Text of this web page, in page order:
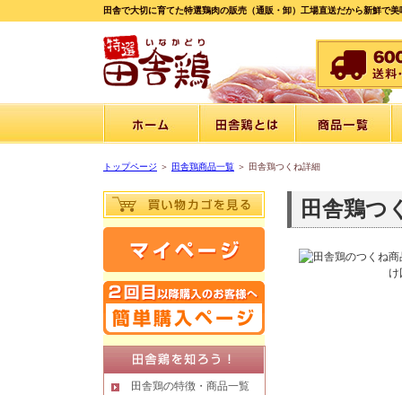
田舎で大切に育てた特選鶏肉の販売（通販・卸）工場直送だから新鮮で
トップページ ＞ 田舎鶏商品一覧 ＞ 田舎鶏つくね詳細
田舎鶏の特徴・商品一覧
田舎鶏つ
け